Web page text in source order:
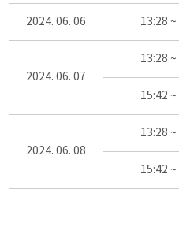
2024. 06. 06 13:28
2024. 06. 07
13:28
15:42
2024. 06. 08
13:28
15:42